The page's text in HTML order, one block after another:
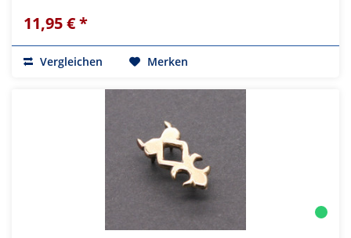
11,95 € *
Vergleichen Merken